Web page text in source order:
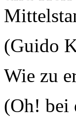
(Guido
Wie zu
(Oh! bei